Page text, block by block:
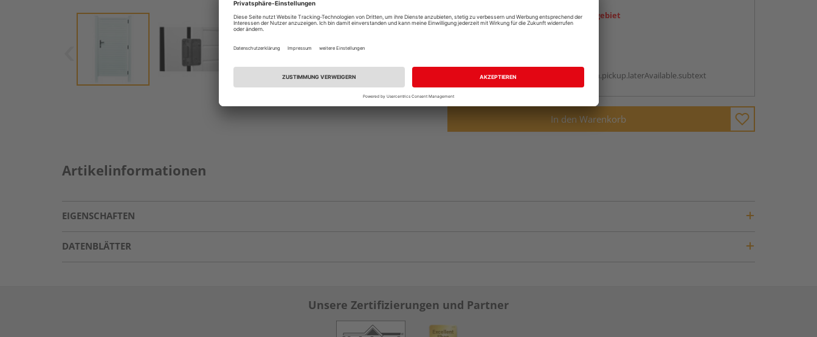
Ihr Standort ist nicht im Liefergebiet
Auf Vorbestellung:
vue.ads.priceMerchantBox.option.pickup.laterAvailable.subtext
In den Warenkorb
Artikelinformationen
EIGENSCHAFTEN
DATENBLÄTTER
Unsere Zertifizierungen und Partner